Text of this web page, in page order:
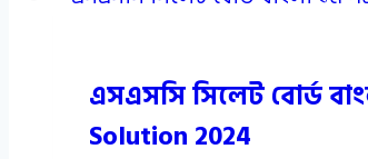
এসএসসি সিলেট বোর্ড
Solution 2024